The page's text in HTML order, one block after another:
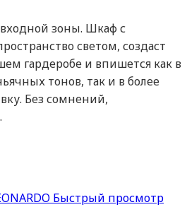
зоны. Шкаф с
светом, создаст
гардеробе и впишется как в
тонов, так и в более
Без сомнений,
Быстрый просмотр